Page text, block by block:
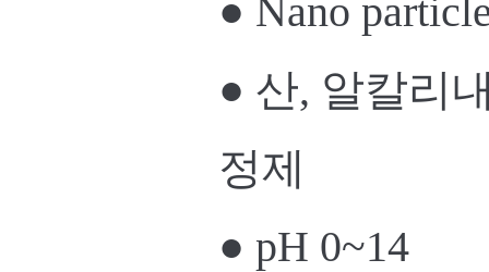
● Nano
● 산, 알칼리
정제
● pH 0~14